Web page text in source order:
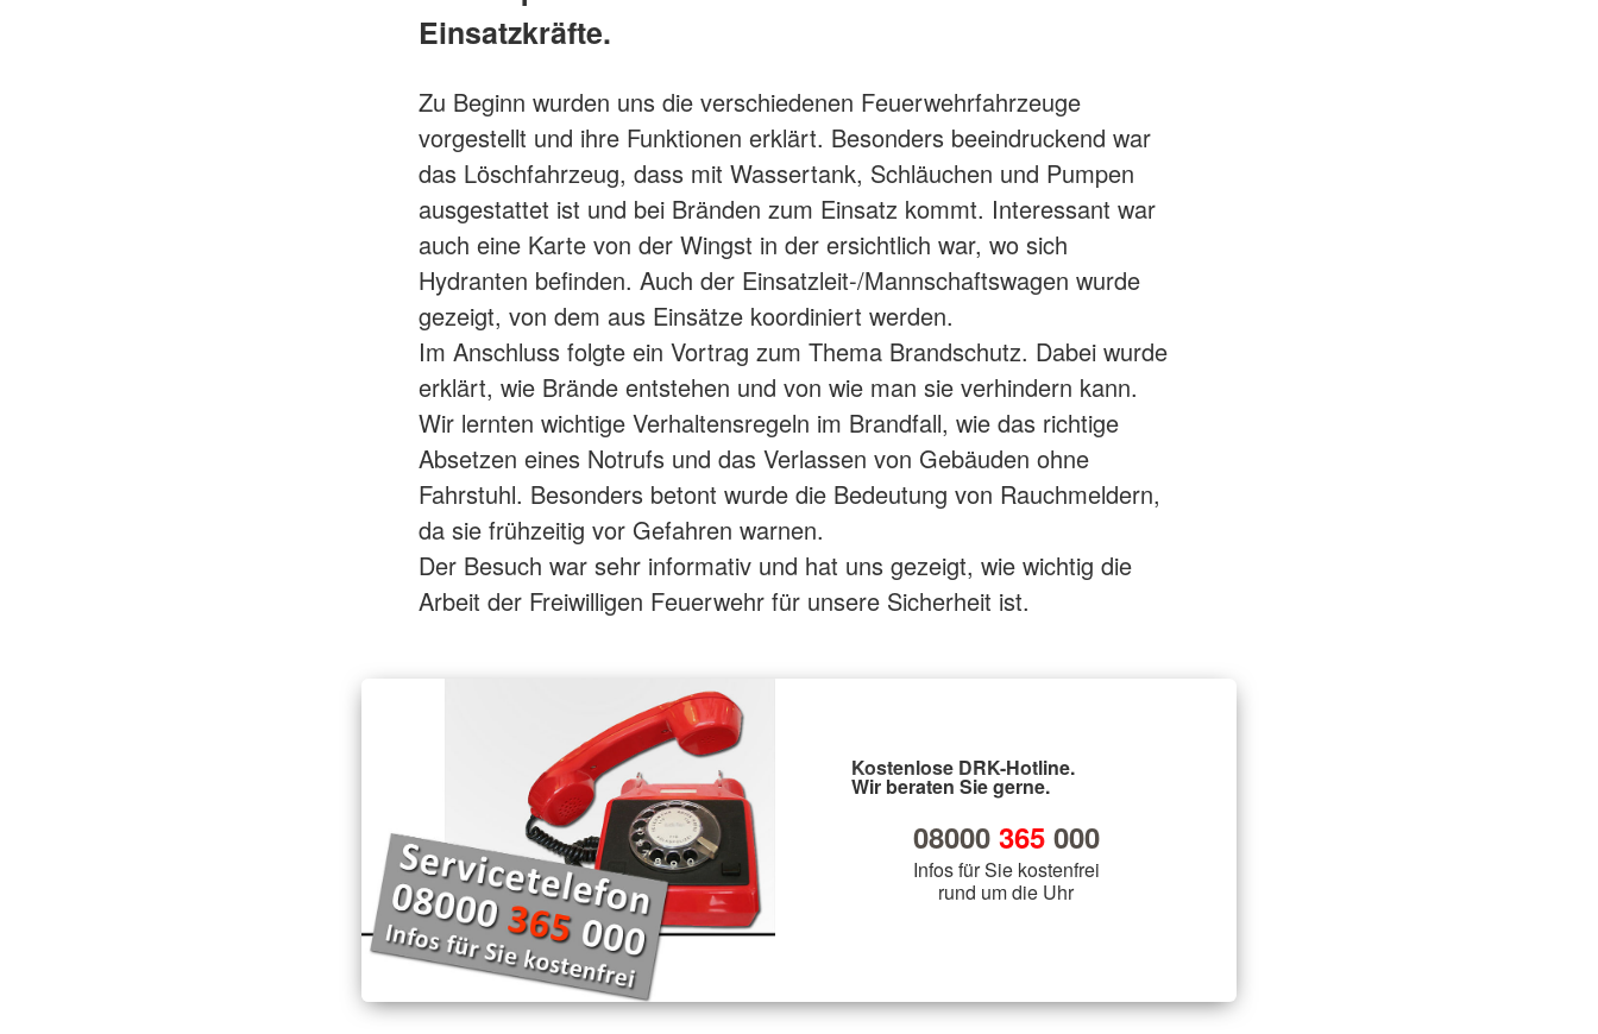
Einsatzkräfte.
Zu Beginn wurden uns die verschiedenen Feuerwehrfahrzeuge
vorgestellt und ihre Funktionen erklärt. Besonders beeindruckend war
das Löschfahrzeug, dass mit Wassertank, Schläuchen und Pumpen
ausgestattet ist und bei Bränden zum Einsatz kommt. Interessant war
auch eine Karte von der Wingst in der ersichtlich war, wo sich
Hydranten befinden. Auch der Einsatzleit-/Mannschaftswagen wurde
gezeigt, von dem aus Einsätze koordiniert werden.
Im Anschluss folgte ein Vortrag zum Thema Brandschutz. Dabei wurde
erklärt, wie Brände entstehen und von wie man sie verhindern kann.
Wir lernten wichtige Verhaltensregeln im Brandfall, wie das richtige
Absetzen eines Notrufs und das Verlassen von Gebäuden ohne
Fahrstuhl. Besonders betont wurde die Bedeutung von Rauchmeldern,
da sie frühzeitig vor Gefahren warnen.
Der Besuch war sehr informativ und hat uns gezeigt, wie wichtig die
Arbeit der Freiwilligen Feuerwehr für unsere Sicherheit ist.
Kostenlose DRK-Hotline.
Wir beraten Sie gerne.
08000 365000
Infos für Sie kostenfrei
rund um die Uhr